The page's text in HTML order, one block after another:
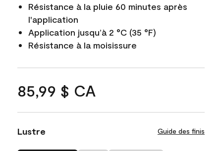
Résistance à la pluie 60 minutes après
l'application
Application jusqu’à 2 °C (35 °F)
Résistance à la moisissure
85,99 $ CA
Lustre Guide des finis